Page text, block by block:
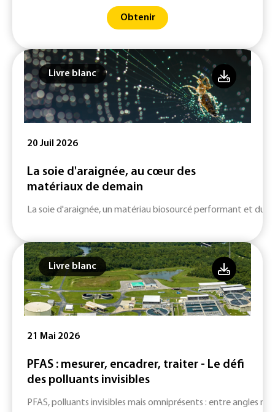
Obtenir
Livre blanc
20 Juil 2026
La soie d'araignée, au cœur des
matériaux de demain
La soie d'araignée, un matériau biosourcé performant et
Livre blanc
21 Mai 2026
PFAS : mesurer, encadrer, traiter - Le défi
des polluants invisibles
PFAS, polluants invisibles mais omniprésents : entre angles